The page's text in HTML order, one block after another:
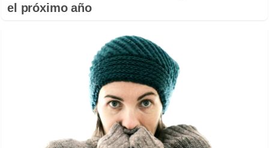
el próximo año